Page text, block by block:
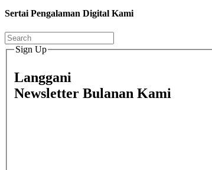
Sertai Pengalaman Digital Kami
Sign Up
Langgani
Newsletter Bulanan Kami